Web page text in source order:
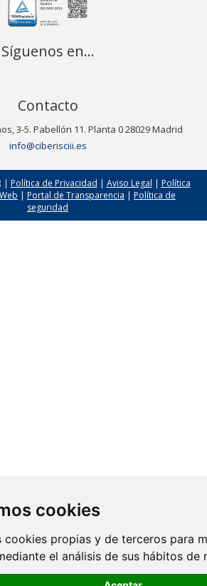
cookies
cookies propias y de terceros para
el análisis de sus hábitos de
Síguenos en...
Contacto
3-5. Pabellón 11. Planta 0 28029 Madrid
info@ciberisciii.es
| Política de Privacidad | Aviso Legal | Política
| Portal de Transparencia | Política de
seguridad